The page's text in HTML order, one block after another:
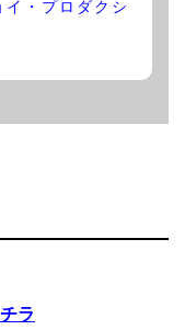
イ・プロダクシ
ラ